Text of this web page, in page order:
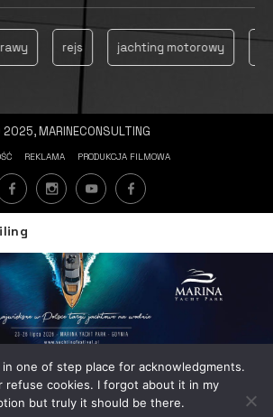
rejs jachting motorowy
MARINECONSULTING
REKLAMA PRODUKCJA FILMOWA
one of step place for acknowledgments.
refuse cookies. I forgot about it in my
but truly it should be there.